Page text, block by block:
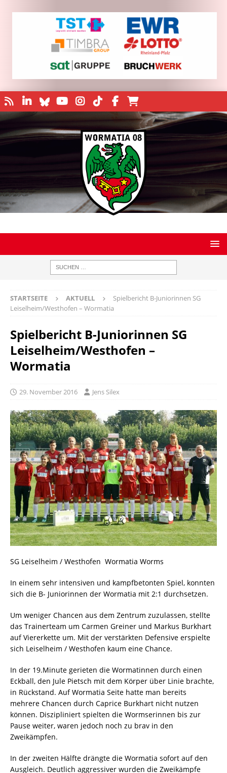
STARTSEITE AKTUELL
Spielbericht B-Juniorinnen SG
Leiselheim/Westhofen – Wormatia
Spielbericht B-Juniorinnen SG
Leiselheim/Westhofen –
Wormatia
29. November 2016 Jens Silex
SG Leiselheim / Westhofen  Wormatia Worms
In einem sehr intensiven und kampfbetonten Spiel, konnten
sich die B- Juniorinnen der Wormatia mit 2:1 durchsetzen.
Um weniger Chancen aus dem Zentrum zuzulassen, stellte
das Trainerteam um Carmen Greiner und Markus Burkhart
auf Viererkette um. Mit der verstärkten Defensive erspielte
sich Leiselheim / Westhofen kaum eine Chance.
In der 19.Minute gerieten die Wormatinnen durch einen
Eckball, den Jule Pietsch mit dem Körper über Linie brachte,
in Rückstand. Auf Wormatia Seite hatte man bereits
mehrere Chancen durch Caprice Burkhart nicht nutzen
können. Diszipliniert spielten die Wormserinnen bis zur
Pause weiter, waren jedoch noch zu brav in den
Zweikämpfen.
In der zweiten Hälfte drängte die Wormatia sofort auf den
Ausgleich. Deutlich aggressiver wurden die Zweikämpfe